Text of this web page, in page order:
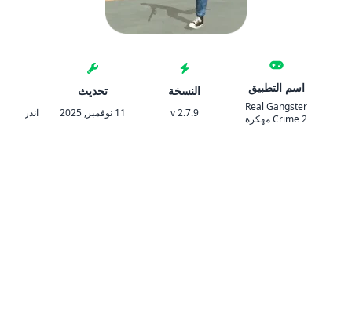
اسم التطبيق
Real Gangster
Crime 2 مهكرة
النسخة
v 2.7.9
تحديث
11 نوفمبر, 2025 اندرويد 5.1 والأحدث